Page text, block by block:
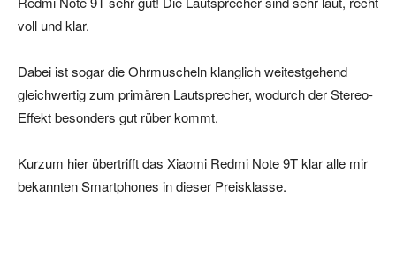
voll und klar.
Dabei ist sogar die Ohrmuscheln klanglich weitestgehend
gleichwertig zum primären Lautsprecher, wodurch der Stereo-
Effekt besonders gut rüber kommt.
Kurzum hier übertrifft das Xiaomi Redmi Note 9T klar alle mir
bekannten Smartphones in dieser Preisklasse.